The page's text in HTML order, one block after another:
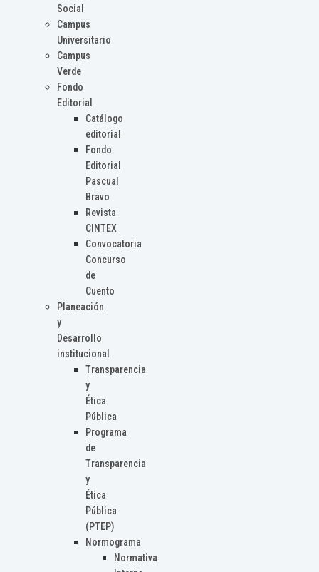
Social
Campus
Universitario
Campus
Verde
Fondo
Editorial
Catálogo
editorial
Fondo
Editorial
Pascual
Bravo
Revista
CINTEX
Convocatoria
Concurso
de
Cuento
Planeación
y
Desarrollo
institucional
Transparencia
y
Ética
Pública
Programa
de
Transparencia
y
Ética
Pública
(PTEP)
Normograma
Normativa